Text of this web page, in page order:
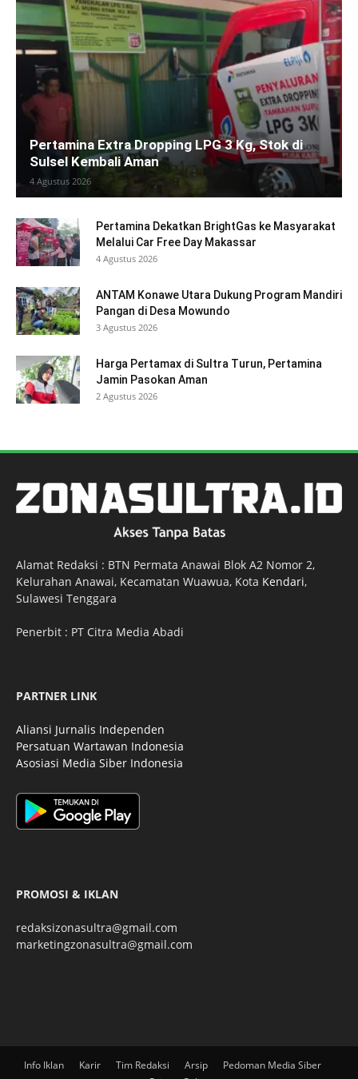
Pertamina Extra Dropping LPG 3 Kg, Stok di
Sulsel Kembali Aman
4 Agustus 2026
Pertamina Dekatkan BrightGas ke Masyarakat
Melalui Car Free Day Makassar
4 Agustus 2026
ANTAM Konawe Utara Dukung Program Mandiri
Pangan di Desa Mowundo
3 Agustus 2026
Harga Pertamax di Sultra Turun, Pertamina
Jamin Pasokan Aman
2 Agustus 2026
Alamat Redaksi : BTN Permata Anawai Blok A2 Nomor 2,
Kelurahan Anawai, Kecamatan Wuawua, Kota Kendari,
Sulawesi Tenggara
Penerbit : PT Citra Media Abadi
PARTNER LINK
Aliansi Jurnalis Independen
Persatuan Wartawan Indonesia
Asosiasi Media Siber Indonesia
PROMOSI & IKLAN
redaksizonasultra@gmail.com
marketingzonasultra@gmail.com
Info Iklan Karir Tim Redaksi Arsip
Pedoman Media Siber